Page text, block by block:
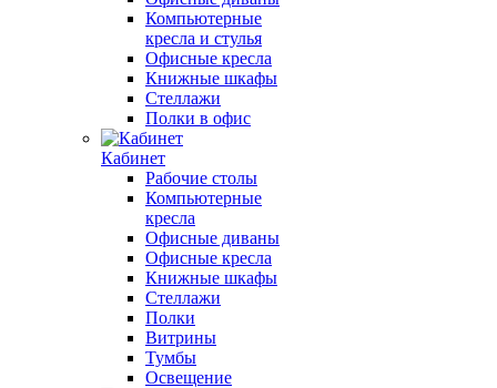
Компьютерные
кресла и стулья
Офисные кресла
Книжные шкафы
Стеллажи
Полки в офис
Кабинет
Рабочие столы
Компьютерные
кресла
Офисные диваны
Офисные кресла
Книжные шкафы
Стеллажи
Полки
Витрины
Тумбы
Освещение